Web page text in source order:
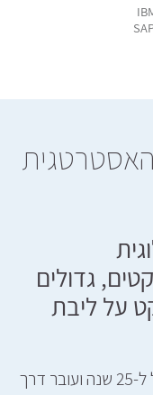
גדולים
על ליבת
סיפורה של מטריקס שמתפרש על מעל ל-25 שנה ועובר דרך